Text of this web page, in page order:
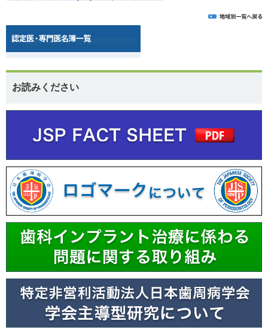
お読みください